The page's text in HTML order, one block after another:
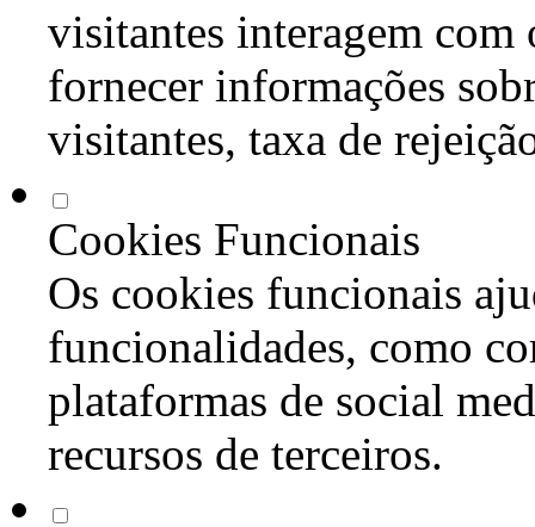
visitantes interagem com
fornecer informações
visitantes, taxa de
Cookies Funcionais
Os cookies funcionais
funcionalidades, como
plataformas de social
recursos de terceiros.